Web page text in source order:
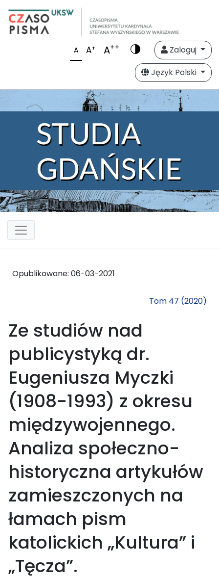
A A+ A++
Zaloguj
Język Polski
Opublikowane: 06-03-2021
Tom 47 (2020)
Ze studiów nad
publicystyką dr.
Eugeniusza Myczki
(1908-1993) z okresu
międzywojennego.
Analiza społeczno-
historyczna artykułów
zamieszczonych na
łamach pism
katolickich „Kultura” i
„Tęcza”.